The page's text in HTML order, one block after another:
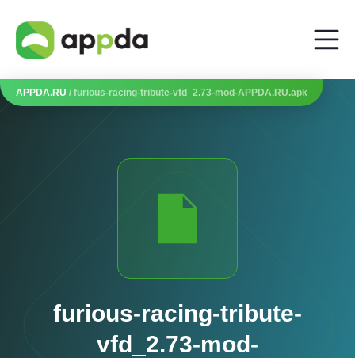
APPDA.RU / furious-racing-tribute-vfd_2.73-mod-APPDA.RU.apk
furious-racing-tribute-
vfd_2.73-mod-